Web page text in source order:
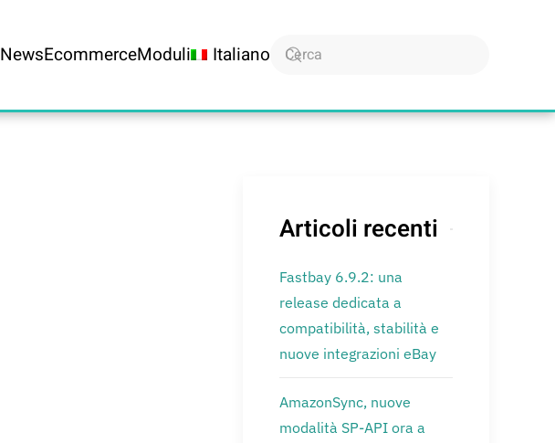
NewsEcommerceModuli Italiano
Articoli recenti
Fastbay 6.9.2: una
release dedicata a
compatibilità, stabilità e
nuove integrazioni eBay
AmazonSync, nuove
modalità SP-API ora a